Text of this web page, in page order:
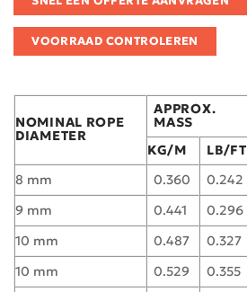
VOORRAAD CONTROLEREN
NOMINAL ROPE
DIAMETER
APPROX.
MASS
KG/M
LB/FT
8 mm
0.360 0.242
9 mm
0.441 0.296
10 mm
0.487 0.327
10 mm
0.529 0.355